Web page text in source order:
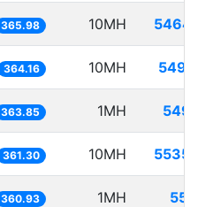
365.98 10MH
364.16 10MH
363.85 1MH
361.30 10MH
360.93 1MH